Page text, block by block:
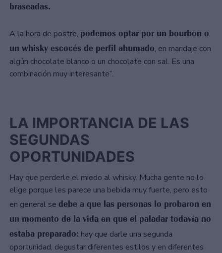
braseadas.
A la hora de postre, podemos optar por un bourbon o
un whisky escocés de perfil ahumado, en maridaje con
algún chocolate blanco o un chocolate con sal. Es una
combinación muy interesante”.
LA IMPORTANCIA DE LAS
SEGUNDAS
OPORTUNIDADES
Hay que perderle el miedo al whisky. Mucha gente no lo
elige porque les parece una bebida muy fuerte, pero esto
en general se debe a que las personas lo probaron en
un momento de la vida en que el paladar todavía no
estaba preparado: hay que darle una segunda
oportunidad, degustar diferentes estilos y en diferentes